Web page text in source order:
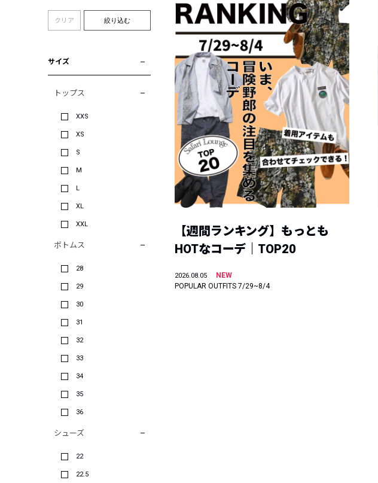
クリア 絞り込む
サイズ
トップス
XXS
XS
S
M
L
XL
XXL
ボトムス
28
29
30
31
32
33
34
35
36
シューズ
22
22.5
【週間ランキング】もっとも
HOTなコーデ｜TOP20
2026.08.05
NEW
POPULAR OUTFITS 7/29~8/4